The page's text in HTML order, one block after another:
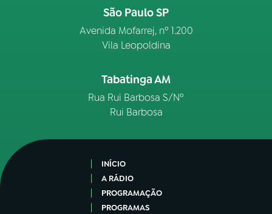
São Paulo SP
Avenida Mofarrej, nº 1.200
Vila Leopoldina
Tabatinga AM
Rua Rui Barbosa S/Nº
Rui Barbosa
INÍCIO
A RÁDIO
PROGRAMAÇÃO
PROGRAMAS